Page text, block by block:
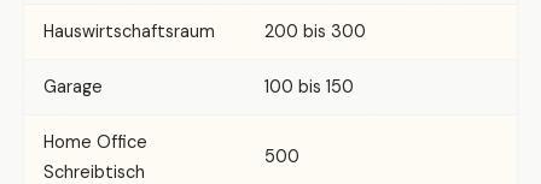
Hauswirtschaftsraum 200 bis 300
Garage 100 bis 150
Home Office
Schreibtisch
500